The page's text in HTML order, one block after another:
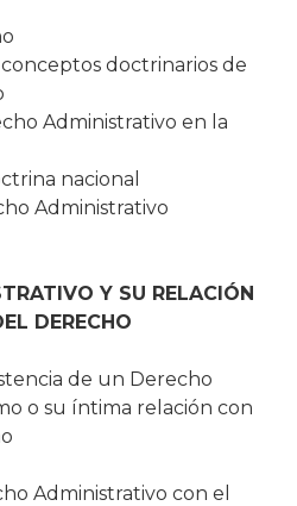
doctrinarios de
Administrativo en la
nacional
Administrativo
Y SU RELACIÓN
DERECHO
de un Derecho
o su íntima relación con
Administrativo con el